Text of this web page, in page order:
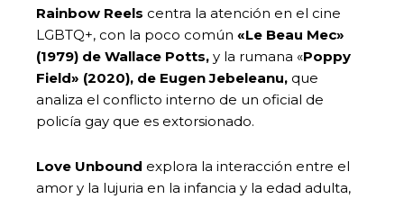
Rainbow Reels centra la atención en el cine
LGBTQ+, con la poco común «Le Beau Mec»
(1979) de Wallace Potts, y la rumana «Poppy
Field» (2020), de Eugen Jebeleanu, que
analiza el conflicto interno de un oficial de
policía gay que es extorsionado.
Love Unbound explora la interacción entre el
amor y la lujuria en la infancia y la edad adulta,